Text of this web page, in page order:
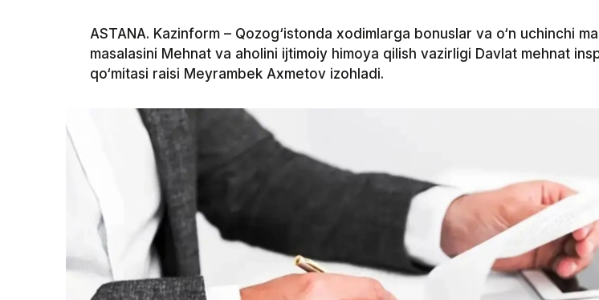
ASTANA. Kazinform – Qozog‘istonda xodimlarga bonuslar va o‘n uchinchi
masalasini Mehnat va aholini ijtimoiy himoya qilish vazirligi Davlat mehnat
qo‘mitasi raisi Meyrambek Axmetov izohladi.